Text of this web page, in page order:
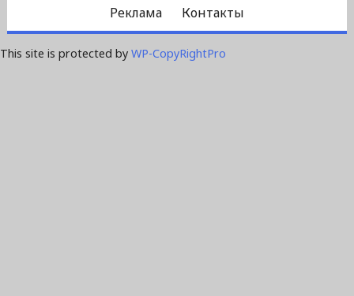
Реклама
Контакты
This site is protected by WP-CopyRightPro